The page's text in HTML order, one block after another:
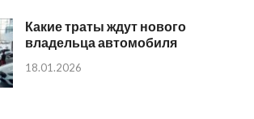
Какие траты ждут нового
владельца автомобиля
18.01.2026